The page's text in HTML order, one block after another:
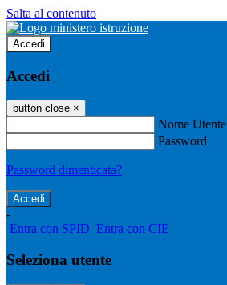
Salta al contenuto
Accedi
Accedi
button close ×
Nome Utente
Password
Password dimenticata?
-
Entra con SPID Entra con CIE
Seleziona utente